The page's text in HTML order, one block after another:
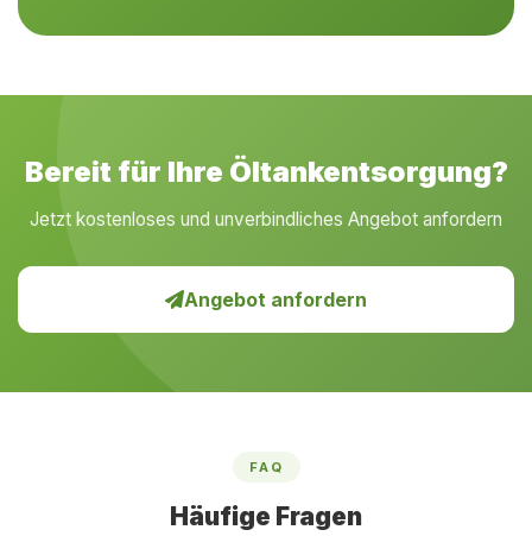
Bereit für Ihre Öltankentsorgung?
Jetzt kostenloses und unverbindliches Angebot anfordern
Angebot anfordern
FAQ
Häufige Fragen